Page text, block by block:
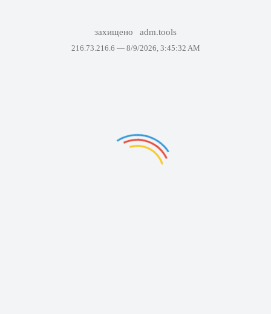
захищено adm.tools
216.73.216.6 — 8/9/2026, 3:45:32 AM